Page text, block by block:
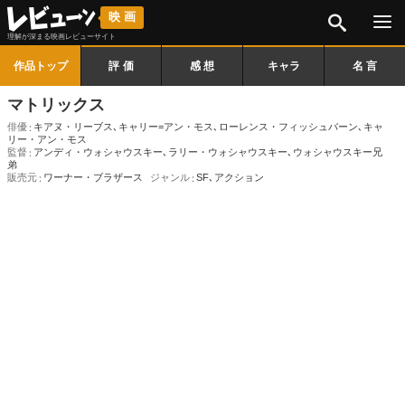
映画
理解が深まる映画レビューサイト
作品トップ 評価 感想 キャラ 名言
マトリックス
俳優 キアヌ・リーブス､ キャリー=アン・モス､ ローレンス・フィッシュバーン､ キャ
リー・アン・モス
監督
アンディ・ウォシャウスキー､ ラリー・ウォシャウスキー､ ウォシャウスキー兄
弟
販売元
ワーナー・ブラザース ジャンル SF､ アクション